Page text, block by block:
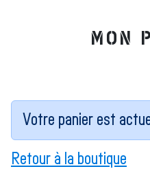
MON
Votre panier est
Retour à la boutique